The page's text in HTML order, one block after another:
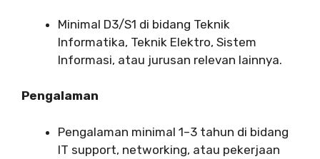
Minimal D3/S1 di bidang Teknik
Informatika, Teknik Elektro, Sistem
Informasi, atau jurusan relevan lainnya.
Pengalaman
Pengalaman minimal 1–3 tahun di bidang
IT support, networking, atau pekerjaan